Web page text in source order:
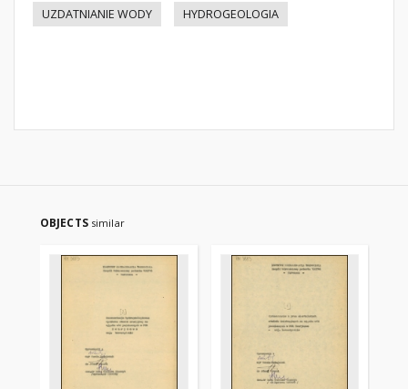
UZDATNIANIE WODY
HYDROGEOLOGIA
OBJECTS similar